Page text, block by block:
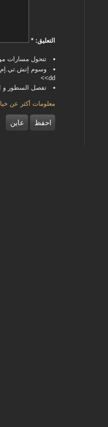
‏التعليق: ‏ *
تتحول مسارات
<dd>
تفصل السطور و
معلومات أكثر عن